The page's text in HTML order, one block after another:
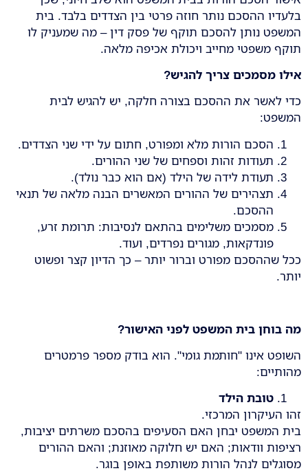
בלעדיו ההסכם נותר חוזה פרטי בין הצדדים בלבד. בית
המשפט נותן להסכם תוקף של פסק דין – מה שמעניק לו
תוקף משפטי מחייב ויכולת אכיפה מלאה.
אילו מסמכים צריך להגיש?
כדי לאשר את ההסכם בצורה חלקה, יש להגיש לבית
המשפט:
הסכם הורות מלא ומפורט, חתום על ידי שני הצדדים.
תעודות זהות וספחים של שני ההורים.
תעודת לידה של הילד (אם הוא כבר נולד).
תצהירים של ההורים המאשרים הבנה מלאה של תנאי
ההסכם.
מסמכים משלימים בהתאם לנסיבות: תרומת זרע,
פונדקאות, מגורים נפרדים, ועוד.
ככל שההסכם מפורט וברור יותר – כך הדיון קצר ופשוט
יותר.
מה בוחן בית המשפט לפני האישור?
השופט אינו "חותמת גומי". הוא בודק מספר פרמטרים
מהותיים:
טובת הילד
זהו העיקרון המרכזי.
בית המשפט יבחן האם הסעיפים בהסכם משרתים יציבות,
רציפות וודאות; האם יש חלוקה מאוזנת; והאם ההורים
מסוגלים לנהל הורות משותפת באופן בוגר.